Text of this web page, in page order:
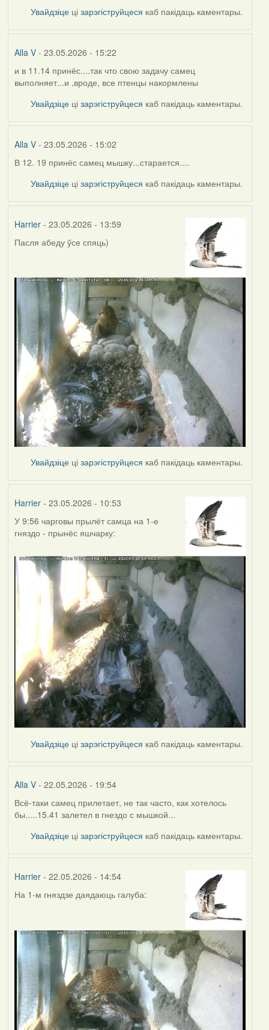
Увайдзіце цізарэгіструйцеся каб пакідаць каментары.
Alla V- 23.05.2026 - 15:22
и в 11.14 принёс....так что свою задачу самец
выполняет...и ,вроде, все птенцы накормлены
Увайдзіце цізарэгіструйцеся каб пакідаць каментары.
Alla V- 23.05.2026 - 15:02
В 12. 19 принёс самец мышку...старается....
Увайдзіце цізарэгіструйцеся каб пакідаць каментары.
Harrier- 23.05.2026 - 13:59
Пасля абеду ўсе спяць)
Увайдзіце цізарэгіструйцеся каб пакідаць каментары.
Harrier- 23.05.2026 - 10:53
У 9:56 чарговы прылёт самца на 1-е
гняздо - прынёс яшчарку:
Увайдзіце цізарэгіструйцеся каб пакідаць каментары.
Alla V- 22.05.2026 - 19:54
Всё-таки самец прилетает, не так часто, как хотелось
бы.....15.41 залетел в гнездо с мышкой...
Увайдзіце цізарэгіструйцеся каб пакідаць каментары.
Harrier- 22.05.2026 - 14:54
На 1-м гняздзе даядаюць галуба: